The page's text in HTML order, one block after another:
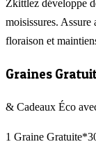
Zkittlez développe
moisissures. Assure
floraison et
Graines
& Cadeaux Éco
1 Graine Gratuite*